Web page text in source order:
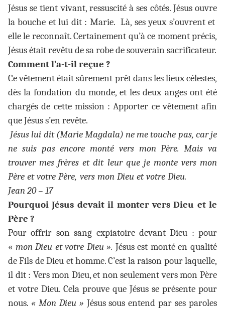
Jésus se tient vivant, ressuscité à ses côtés. Jésus ouvre
la bouche et lui dit : Marie. Là, ses yeux s’ouvrent et
elle le reconnaît. Certainement qu’à ce moment précis,
Jésus était revêtu de sa robe de souverain sacrificateur.
Comment l’a-t-il reçue ?
Ce vêtement était sûrement prêt dans les lieux célestes,
dès la fondation du monde, et les deux anges ont été
chargés de cette mission : Apporter ce vêtement afin
que Jésus s’en revête.
Jésus lui dit (Marie Magdala) ne me touche pas, car je
ne suis pas encore monté vers mon Père. Mais va
trouver mes frères et dit leur que je monte vers mon
Père et votre Père, vers mon Dieu et votre Dieu.
Jean 20 – 17
Pourquoi Jésus devait il monter vers Dieu et le
Père ?
Pour offrir son sang expiatoire devant Dieu : pour
« mon Dieu et votre Dieu ». Jésus est monté en qualité
de Fils de Dieu et homme. C’est la raison pour laquelle,
il dit : Vers mon Dieu, et non seulement vers mon Père
et votre Dieu. Cela prouve que Jésus se présente pour
nous. « Mon Dieu » Jésus sous entend par ses paroles